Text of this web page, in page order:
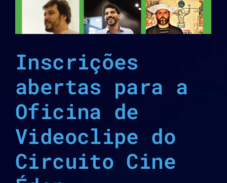
Inscrições
abertas para a
Oficina de
Videoclipe do
Circuito Cine